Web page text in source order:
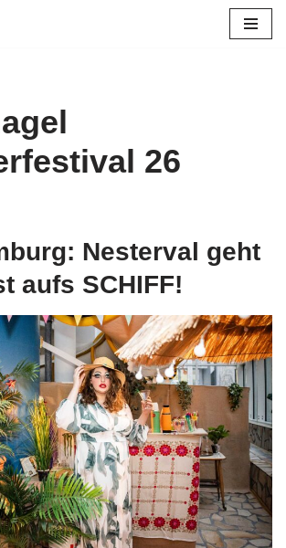
26
Nesterval geht
aufs SCHIFF!